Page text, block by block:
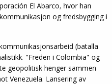
El Abarco, hvor han
og fredsbygging i
(batalla
"Freden i Colombia" og
geopolitisk henger sammen
Venezuela. Lansering av